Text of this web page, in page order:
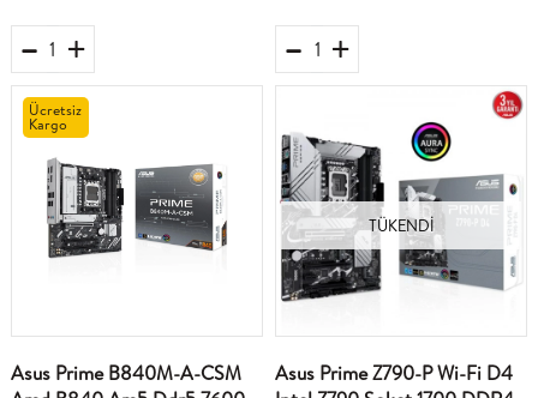
Asus Prime B840M-A-CSM
Ücretsiz
Kargo
TÜKENDI
Asus Prime Z790-P Wi-Fi D4